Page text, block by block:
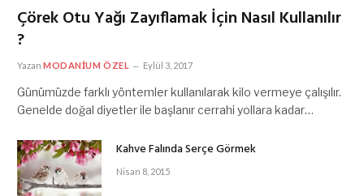
Çörek Otu Yağı Zayıflamak İçin Nasıl Kullanılır
?
Yazan MODANIUM ÖZEL Eylül 3, 2017
Günümüzde farklı yöntemler kullanılarak kilo vermeye çalışılır.
Genelde doğal diyetler ile başlanır cerrahi yollara kadar…
Kahve Falında Serçe Görmek
Nisan 8, 2015